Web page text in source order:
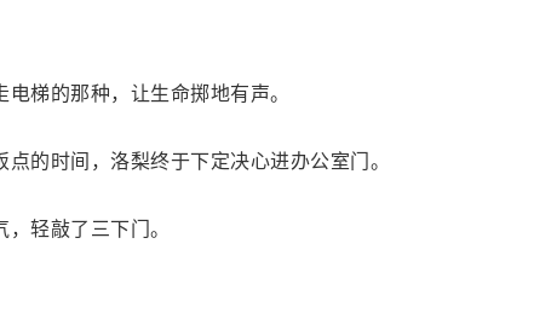
梯的那种，让生命掷地有声。
的时间，洛梨终于下定决心进办公室门。
轻敲了三下门。